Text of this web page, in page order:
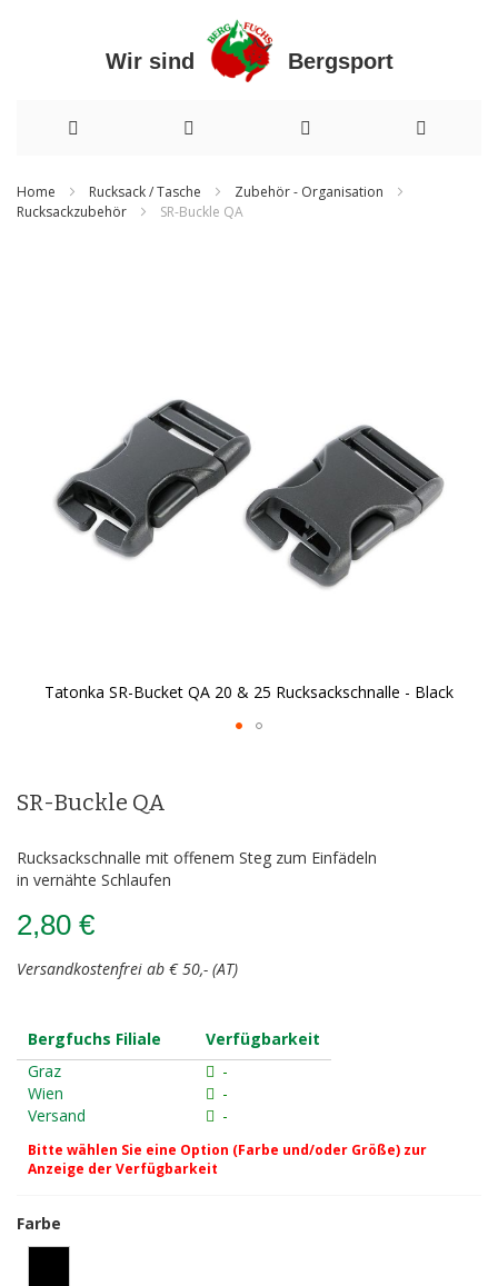
Wir sind Bergsport
zum
Home Rucksack / Tasche
Zubehör - Organisation
Rucksackzubehör
SR-Buckle QA
Tatonka SR-Bucket QA 20 & 25 Rucksackschnalle - Black
der
SR-Buckle QA
Rucksackschnalle mit offenem Steg zum Einfädeln
in vernähte Schlaufen
2,80 €
Versandkostenfrei ab € 50,- (AT)
Bergfuchs Filiale
Verfügbarkeit
Graz
-
Wien
-
Versand
-
Bitte wählen Sie eine Option (Farbe und/oder Größe) zur
Anzeige der Verfügbarkeit
Farbe